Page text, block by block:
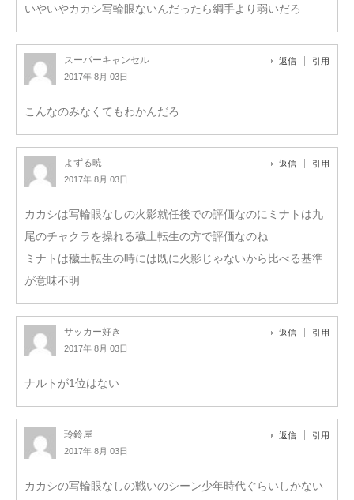
いやいやカカシ写輪眼ないんだったら綱手より弱いだろ
スーパーキャンセル
2017年 8月 03日
返信 引用
こんなのみなくてもわかんだろ
よずる暁
2017年 8月 03日
返信 引用
カカシは写輪眼なしの火影就任後での評価なのにミナトは九
尾のチャクラを操れる穢土転生の方で評価なのね
ミナトは穢土転生の時には既に火影じゃないから比べる基準
が意味不明
サッカー好き
2017年 8月 03日
返信 引用
ナルトが1位はない
玲鈴屋
2017年 8月 03日
返信 引用
カカシの写輪眼なしの戦いのシーン少年時代ぐらいしかない